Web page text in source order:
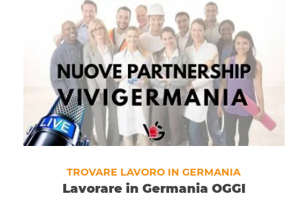
TROVARE LAVORO IN GERMANIA
Lavorare in Germania OGGI